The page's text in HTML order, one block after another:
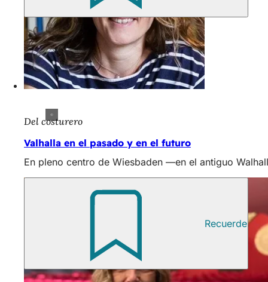
Del costurero
Valhalla en el pasado y en el futuro
En pleno centro de Wiesbaden —en el antiguo
Recuerde